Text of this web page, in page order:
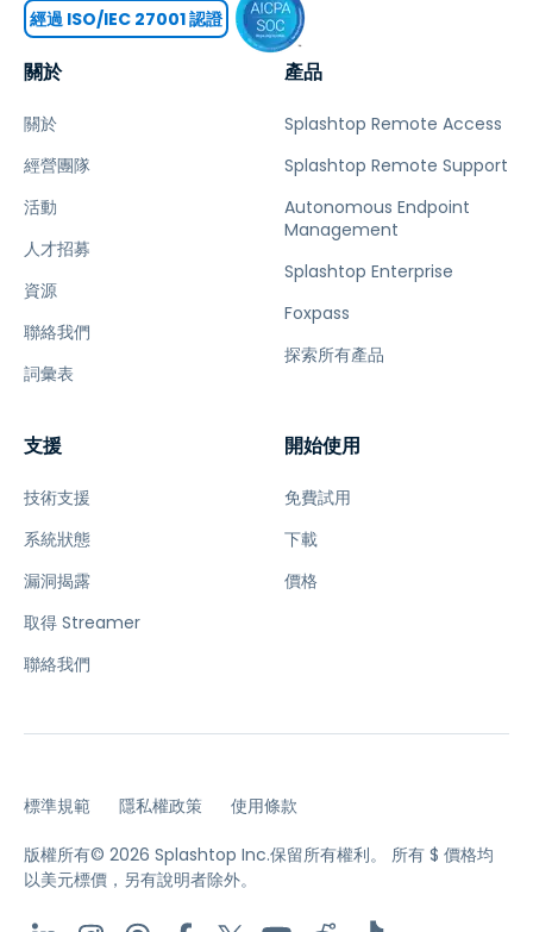
關於
關於
經營團隊
活動
人才招募
資源
聯絡我們
詞彙表
產品
Splashtop Remote Access
Splashtop Remote Support
Autonomous Endpoint
Management
Splashtop Enterprise
Foxpass
探索所有產品
支援
技術支援
系統狀態
漏洞揭露
取得 Streamer
聯絡我們
開始使用
免費試用
下載
價格
經過 ISO/IEC 27001 認證
標準規範 隱私權政策 使用條款
版權所有© 2026 Splashtop Inc.保留所有權利。
所有 $ 價格均
以美元標價，另有說明者除外。